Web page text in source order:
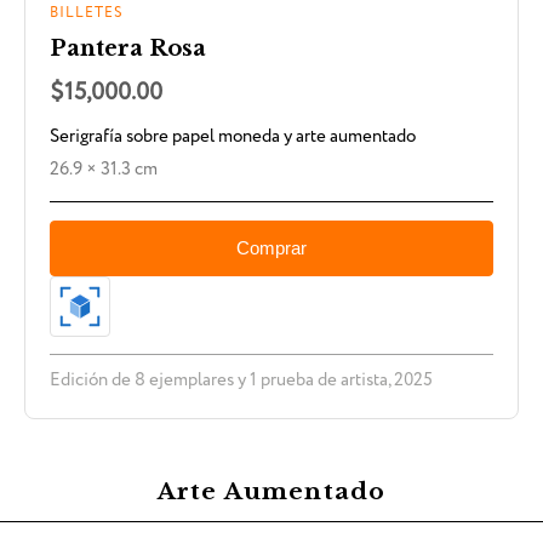
BILLETES
Pantera Rosa
$15,000.00
Serigrafía sobre papel moneda y arte aumentado
26.9 × 31.3 cm
Comprar
Edición de 8 ejemplares y 1 prueba de artista, 2025
Arte Aumentado